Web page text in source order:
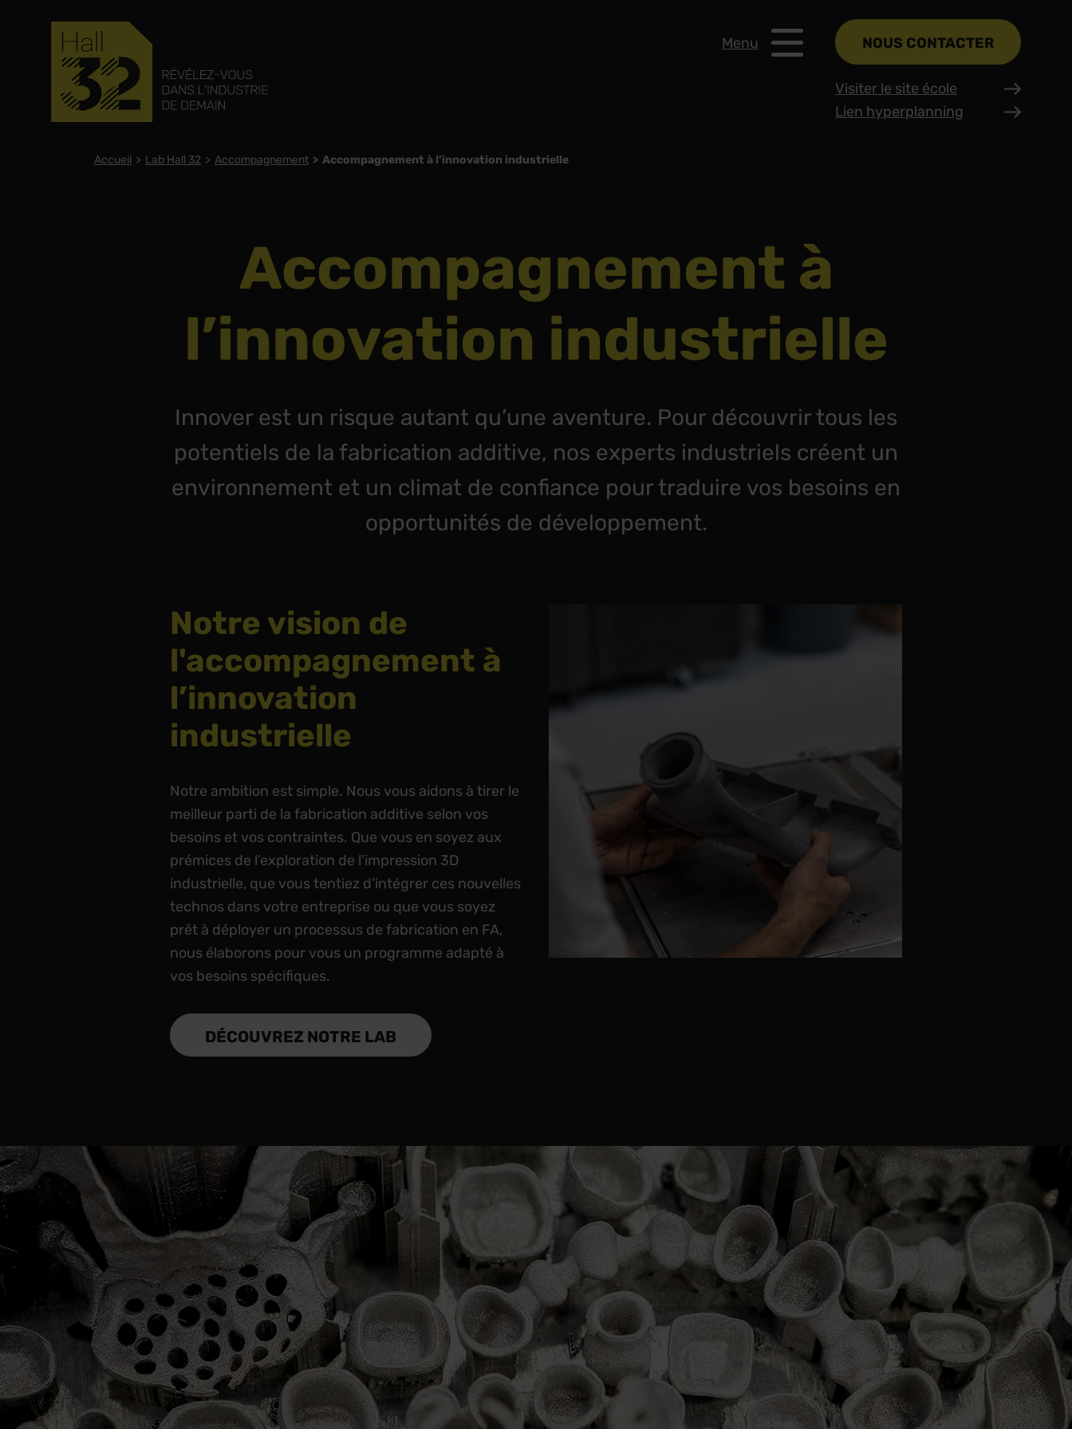
Menu NOUS CONTACTER
Visiter le site école
Lien hyperplanning
Accueil Lab Hall 32 Accompagnement Accompagnement à l’innovation industrielle
Accompagnement à
l’innovation industrielle
Innover est un risque autant qu’une aventure. Pour découvrir tous les
potentiels de la fabrication additive, nos experts industriels créent un
environnement et un climat de confiance pour traduire vos besoins en
opportunités de développement.
Notre vision de
l'accompagnement à
l’innovation
industrielle
Notre ambition est simple. Nous vous aidons à tirer le
meilleur parti de la fabrication additive selon vos
besoins et vos contraintes. Que vous en soyez aux
prémices de l’exploration de l’impression 3D
industrielle, que vous tentiez d’intégrer ces nouvelles
technos dans votre entreprise ou que vous soyez
prêt à déployer un processus de fabrication en FA,
nous élaborons pour vous un programme adapté à
vos besoins spécifiques.
DÉCOUVREZ NOTRE LAB